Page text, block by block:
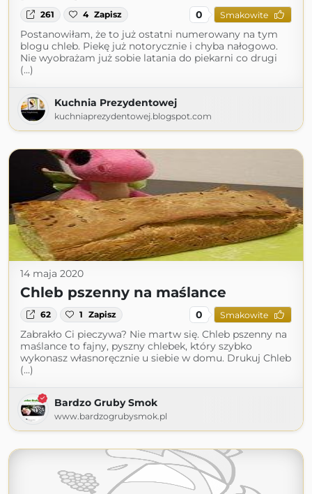
261 4 Zapisz 0 Smakowite
Postanowiłam, że to już ostatni numerowany na tym
blogu chleb. Piekę już notorycznie i chyba nałogowo.
Nie wyobrażam już sobie latania do piekarni co drugi
(...)
Kuchnia Prezydentowej
kuchniaprezydentowej.blogspot.com
14 maja 2020
Chleb pszenny na maślance
62 1 Zapisz 0 Smakowite
Zabrakło Ci pieczywa? Nie martw się. Chleb pszenny na
maślance to fajny, pyszny chlebek, który szybko
wykonasz własnoręcznie u siebie w domu. Drukuj Chleb
(...)
Bardzo Gruby Smok
www.bardzogrubysmok.pl